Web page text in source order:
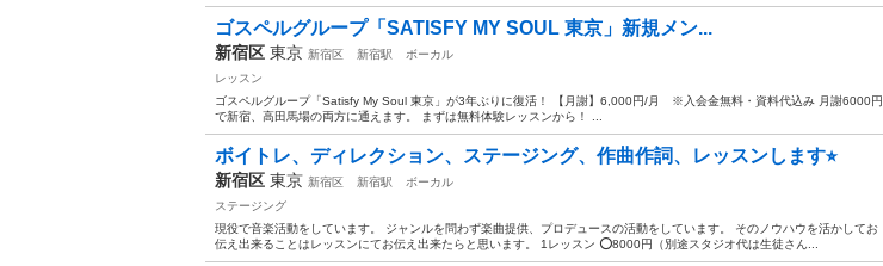
ゴスペルグループ「SATISFY MY SOUL 東京」新規メン...
新宿区 東京 新宿区 新宿駅
ボーカル
レッスン
ゴスペルグループ「Satisfy My Soul 東京」が3年ぶりに復活！ 【月謝】6,000円/月 ※入会金無料・資料代込み 月謝6000円
で新宿、高田馬場の両方に通えます。 まずは無料体験レッスンから！ ...
ボイトレ、ディレクション、ステージング、作曲作詞、レッスンします⭐︎
新宿区 東京 新宿区 新宿駅
ボーカル
ステージング
現役で音楽活動をしています。 ジャンルを問わず楽曲提供、プロデュースの活動をしています。 そのノウハウを活かしてお
伝え出来ることはレッスンにてお伝え出来たらと思います。 1レッスン ⭕️8000円（別途スタジオ代は生徒さん...